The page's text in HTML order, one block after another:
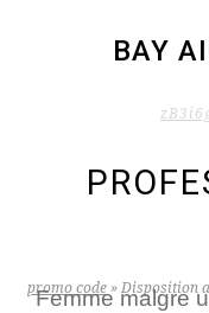
BAY
promo code » Disposition
Femme malgre